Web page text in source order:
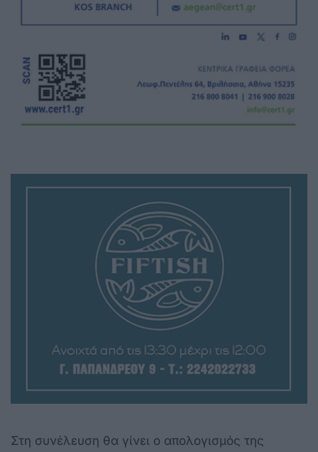
Στη συνέλευση θα γίνει ο απολογισμός της